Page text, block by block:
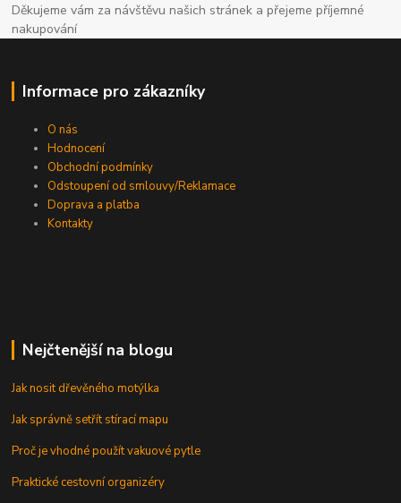
Děkujeme vám za návštěvu našich stránek a přejeme příjemné
nakupování
Informace pro zákazníky
O nás
Hodnocení
Obchodní podmínky
Odstoupení od smlouvy/Reklamace
Doprava a platba
Kontakty
Nejčtenější na blogu
Jak nosit dřevěného motýlka
Jak správně setřít stírací mapu
Proč je vhodné použít vakuové pytle
Praktické cestovní organizéry